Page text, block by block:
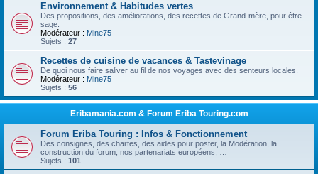
Environnement & Habitudes vertes
Des propositions, des améliorations, des recettes de Grand-mère, pour être
sage.
Modérateur : Mine75
Sujets : 27
Recettes de cuisine de vacances & Tastevinage
De quoi nous faire saliver au fil de nos voyages avec des senteurs locales.
Modérateur : Mine75
Sujets : 56
Eribamania.com & Forum Eriba Touring.com
Forum Eriba Touring : Infos & Fonctionnement
Des consignes, des chartes, des aides pour poster, la Modération, la
construction du forum, nos partenariats européens, …
Sujets : 101